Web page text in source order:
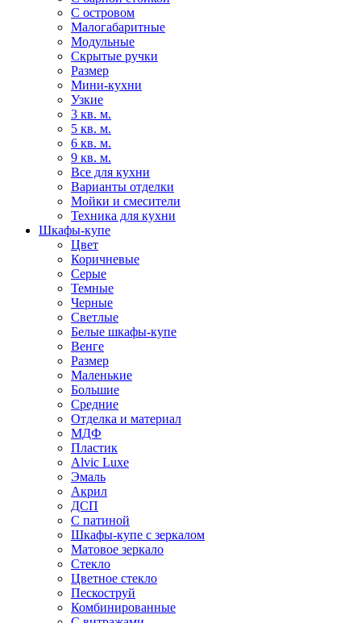
С островом
Малогабаритные
Модульные
Скрытые ручки
Размер
Мини-кухни
Узкие
3 кв. м.
5 кв. м.
6 кв. м.
9 кв. м.
Все для кухни
Варианты отделки
Мойки и смесители
Техника для кухни
Шкафы-купе
Цвет
Коричневые
Серые
Темные
Черные
Светлые
Белые шкафы-купе
Венге
Размер
Маленькие
Большие
Средние
Отделка и материал
МДФ
Пластик
Alvic Luxe
Эмаль
Акрил
ДСП
С патиной
Шкафы-купе с зеркалом
Матовое зеркало
Стекло
Цветное стекло
Пескоструй
Комбинированные